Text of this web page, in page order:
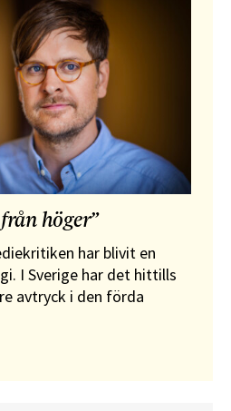
höger”
har blivit en
I Sverige har det hittills
avtryck i den förda